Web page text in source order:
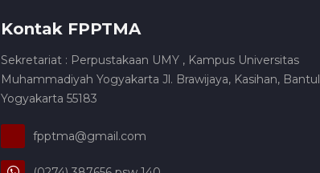
Kontak FPPTMA
Sekretariat : Perpustakaan UMY , Kampus Universitas
Muhammadiyah Yogyakarta Jl. Brawijaya, Kasihan, Bantul
Yogyakarta 55183
fpptma@gmail.com